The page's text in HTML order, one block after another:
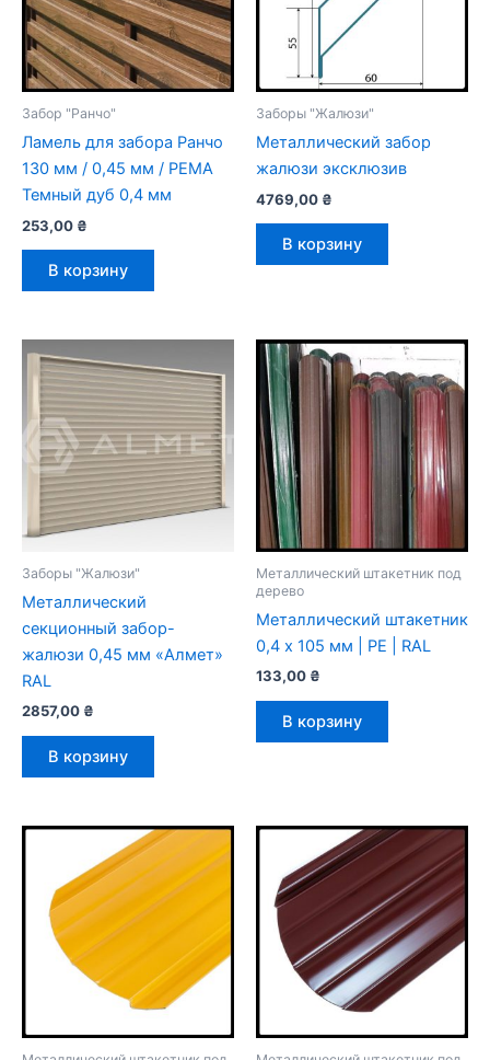
Забор "Ранчо"
Ламель для забора Ранчо
130 мм / 0,45 мм / РЕМА
Темный дуб 0,4 мм
253,00 ₴
В корзину
Заборы "Жалюзи"
Металлический забор
жалюзи эксклюзив
4769,00 ₴
В корзину
Заборы "Жалюзи"
Металлический
секционный забор-
жалюзи 0,45 мм «Алмет»
RAL
2857,00 ₴
В корзину
Металлический штакетник под
дерево
Металлический штакетник
0,4 х 105 мм | PE | RAL
133,00 ₴
В корзину